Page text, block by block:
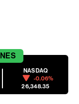
NASDAQ
-0.06%
26,348.35